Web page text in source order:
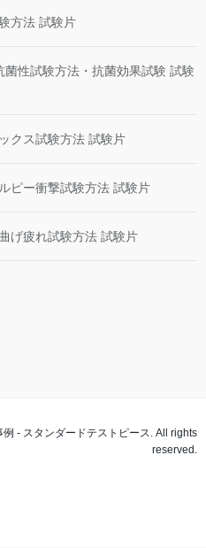
方法 試験片
性試験方法・抗菌効果試験 試験
クス試験方法 試験片
ピー衝撃試験方法 試験片
げ疲れ試験方法 試験片
- スタンダードテストピース. All rights
reserved.